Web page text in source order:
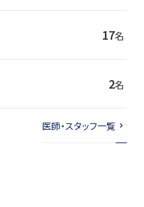
17名
2名
医師・スタッフ一覧